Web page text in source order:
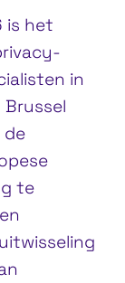
is het
in
de
te